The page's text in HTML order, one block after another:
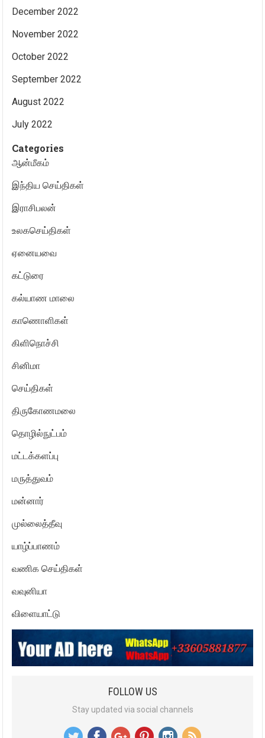
December 2022
November 2022
October 2022
September 2022
August 2022
July 2022
Categories
ஆன்மீகம்
இந்திய செய்திகள்
இராசிபலன்
உலகசெய்திகள்
ஏனையவை
கட்டுரை
கல்யாண மாலை
காணொளிகள்
கிளிநொச்சி
சினிமா
செய்திகள்
திருகோணமலை
தொழில்நுட்பம்
மட்டக்களப்பு
மருத்துவம்
மன்னார்
முல்லைத்தீவு
யாழ்ப்பாணம்
வணிக செய்திகள்
வவுனியா
விளையாட்டு
FOLLOW US
Stay updated via social channels